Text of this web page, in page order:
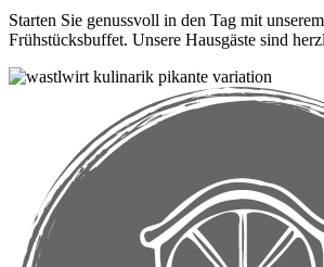
Starten Sie genussvoll in den Tag mit
Frühstücksbuffet. Unsere Hausgäste sind